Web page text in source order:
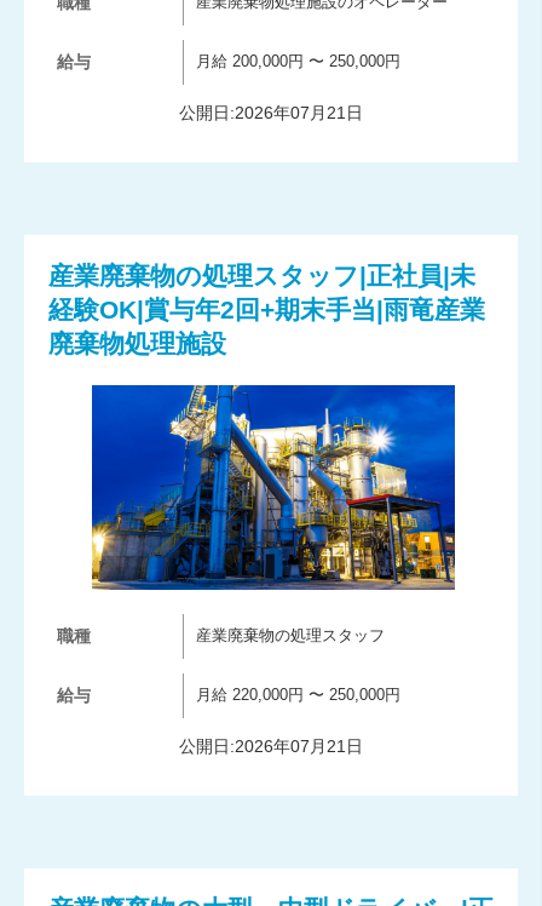
給与 月給 200,000円 〜 250,000円
公開日:2026年07月21日
産業廃棄物の処理スタッフ|正社員|未
経験OK|賞与年2回+期末手当|雨竜産業
廃棄物処理施設
職種 産業廃棄物の処理スタッフ
給与 月給 220,000円 〜 250,000円
公開日:2026年07月21日